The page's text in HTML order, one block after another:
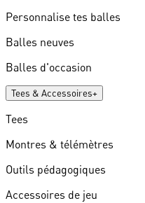
Personnalise tes balles
Balles neuves
Balles d'occasion
Tees & Accessoires+
Tees
Montres & télémètres
Outils pédagogiques
Accessoires de jeu